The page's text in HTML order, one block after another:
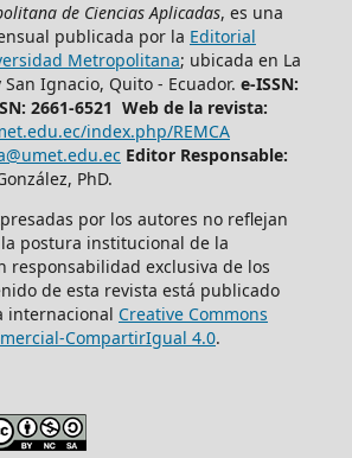
de Ciencias Aplicadas, es una
publicada por la Editorial
Metropolitana; ubicada en La
San Ignacio, Quito - Ecuador. e-ISSN:
2661-6521 Web de la revista:
index.php/REMCA
Editor Responsable:
PhD.
por los autores no reflejan
postura institucional de la
responsabilidad exclusiva de los
de esta revista está publicado
internacional Creative Commons
CompartirIgual 4.0.